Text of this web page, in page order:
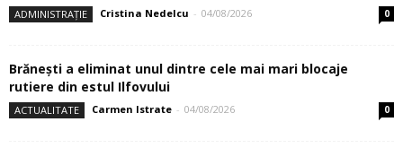
ADMINISTRAȚIE Cristina Nedelcu - 04/08/2026 0
Brănești a eliminat unul dintre cele mai mari blocaje
rutiere din estul Ilfovului
ACTUALITATE Carmen Istrate - 04/08/2026 0